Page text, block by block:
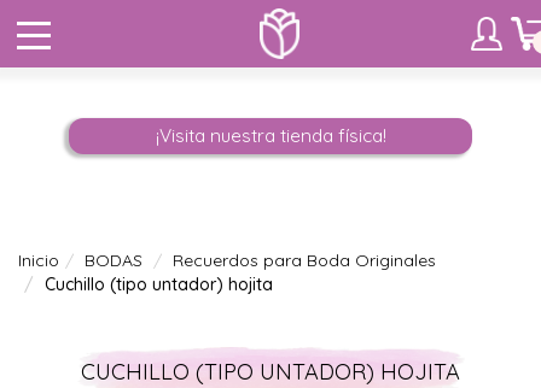
¡Visita nuestra tienda física!
Inicio BODAS
Recuerdos para Boda Originales
Cuchillo (tipo untador) hojita
CUCHILLO (TIPO UNTADOR) HOJITA